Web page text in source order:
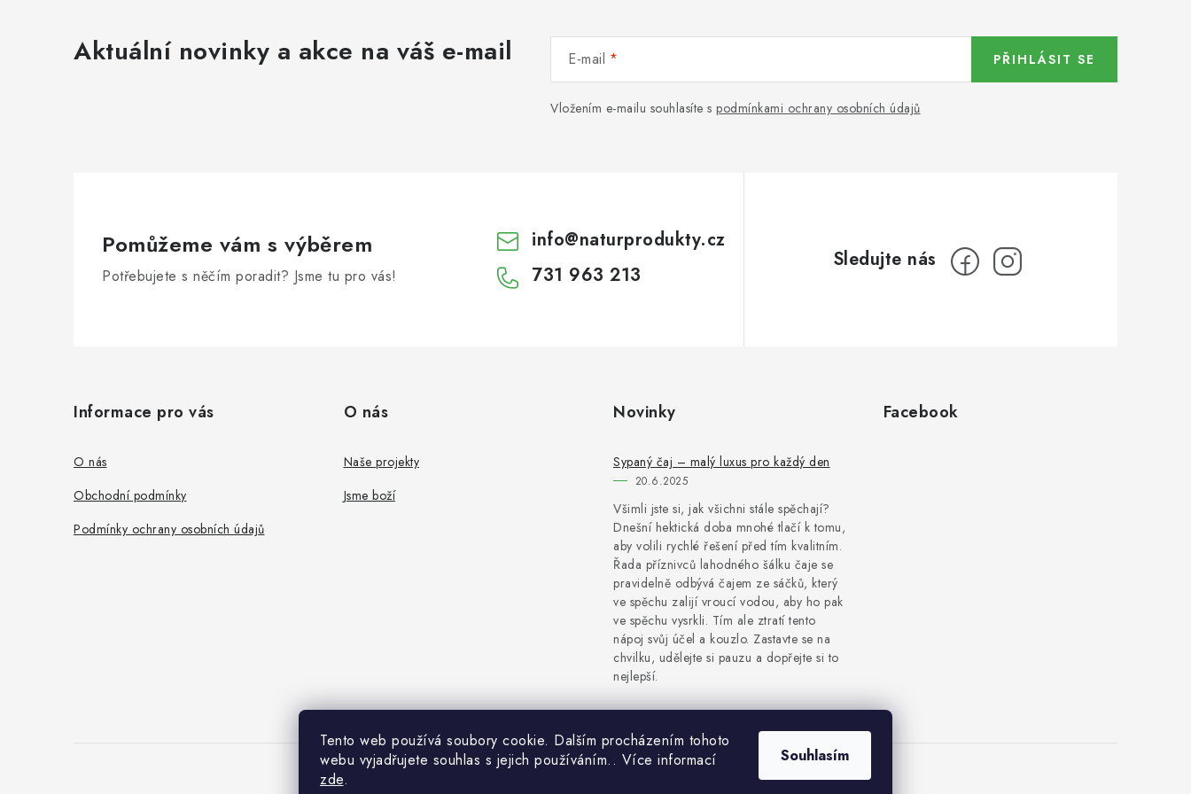
Tento web používá soubory cookie. Dalším procházením tohoto
webu vyjadřujete souhlas s jejich používáním.. Více informací
zde.
Souhlasím
Aktuální novinky a akce na váš e-mail E-mail
Vložením e-mailu souhlasíte s podmínkami ochrany osobních údajů
PŘIHLÁSIT SE
Pomůžeme vám s výběrem
Potřebujete s něčím poradit? Jsme tu pro vás!
info@naturprodukty.cz
731 963 213
Informace pro vás
O nás
Obchodní podmínky
Podmínky ochrany osobních údajů
O nás
Naše projekty
Jsme boží
Novinky
Sypaný čaj – malý luxus pro každý den
20.6.2025
Všimli jste si, jak všichni stále spěchají?
Dnešní hektická doba mnohé tlačí k tomu,
aby volili rychlé řešení před tím kvalitním.
Řada příznivců lahodného šálku čaje se
pravidelně odbývá čajem ze sáčků, který
ve spěchu zalijí vroucí vodou, aby ho pak
ve spěchu vysrkli. Tím ale ztratí tento
nápoj svůj účel a kouzlo. Zastavte se na
chvilku, udělejte si pauzu a dopřejte si to
nejlepší.
Facebook